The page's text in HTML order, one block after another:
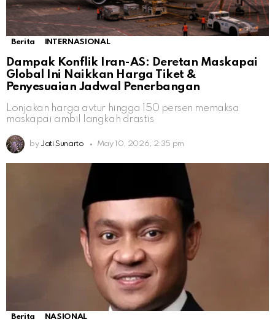
Berita INTERNASIONAL
Dampak Konflik Iran-AS: Deretan Maskapai
Global Ini Naikkan Harga Tiket &
Penyesuaian Jadwal Penerbangan
Lonjakan harga avtur hingga 150 persen memaksa
maskapai ambil langkah drastis
by Jati Sunarto May 10, 2026, 2:35 pm
Berita NASIONAL